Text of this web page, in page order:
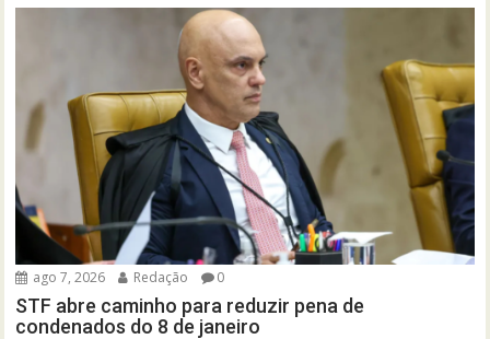
ago 7, 2026 Redação 0
STF abre caminho para reduzir pena de
condenados do 8 de janeiro